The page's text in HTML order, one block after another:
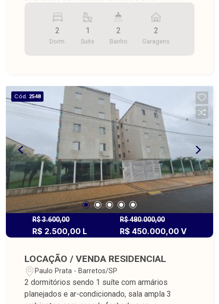
planejados, lavanderia armários, piso porcelanato,
2 vagas de garagem, área útil de 125,38 m²,
despensa externa na garagem. Prédio com
2
Dorm.
1
Suite
2
Banho
2
Garagens
Cód. 2548
R$ 3.600,00
R$ 2.500,00 L
R$ 480.000,00
R$ 450.000,00 V
LOCAÇÃO / VENDA RESIDENCIAL
Paulo Prata - Barretos/SP
2 dormitórios sendo 1 suíte com armários
planejados e ar-condicionado, sala ampla 3